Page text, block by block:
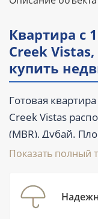
Квартира с
Creek
купить
Готовая
Creek Vistas
(MBR), Дубай.
(484.4 ft²),
частичной
AED. Комплекс
Показать полный